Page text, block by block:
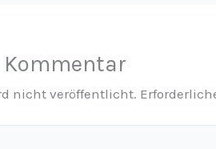
nicht veröffentlicht.